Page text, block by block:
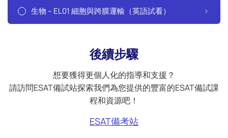
生物 – EL01 細胞與跨膜運輸（英語試看）
後續步驟
想要獲得更個人化的指導和支援？
請訪問ESAT備試站探索我們為您提供的豐富的ESAT備試課
程和資源吧！
ESAT備考站